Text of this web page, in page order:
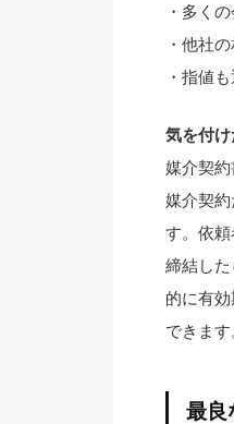
・多く
・他社
・指値
気を付
媒介契
媒介契
す。依
締結し
的に有
できま
最良